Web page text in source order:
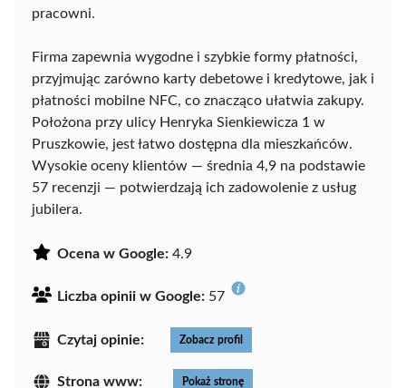
pracowni.
Firma zapewnia wygodne i szybkie formy płatności,
przyjmując zarówno karty debetowe i kredytowe, jak i
płatności mobilne NFC, co znacząco ułatwia zakupy.
Położona przy ulicy Henryka Sienkiewicza 1 w
Pruszkowie, jest łatwo dostępna dla mieszkańców.
Wysokie oceny klientów — średnia 4,9 na podstawie
57 recenzji — potwierdzają ich zadowolenie z usług
jubilera.
Ocena w Google: 4.9
Liczba opinii w Google: 57
Czytaj opinie: Zobacz profil
Strona www: Pokaż stronę